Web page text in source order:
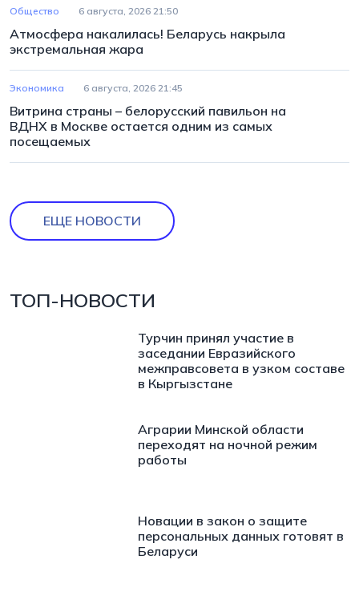
Общество 6 августа, 2026 21:50
Атмосфера накалилась! Беларусь накрыла
экстремальная жара
Экономика 6 августа, 2026 21:45
Витрина страны – белорусский павильон на
ВДНХ в Москве остается одним из самых
посещаемых
ЕЩЕ НОВОСТИ
ТОП-НОВОСТИ
Турчин принял участие в
заседании Евразийского
межправсовета в узком составе
в Кыргызстане
Аграрии Минской области
переходят на ночной режим
работы
Новации в закон о защите
персональных данных готовят в
Беларуси